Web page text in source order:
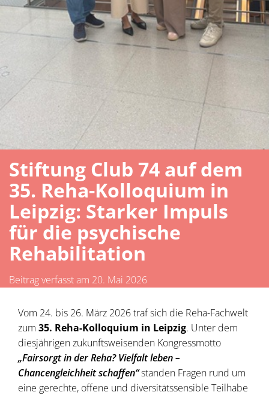
Stiftung Club 74 auf dem
35. Reha-Kolloquium in
Leipzig: Starker Impuls
für die psychische
Rehabilitation
Beitrag verfasst am 20. Mai 2026
Vom 24. bis 26. März 2026 traf sich die Reha-Fachwelt
zum 35. Reha-Kolloquium in Leipzig. Unter dem
diesjährigen zukunftsweisenden Kongressmotto
„Fairsorgt in der Reha? Vielfalt leben –
Chancengleichheit schaffen“standen Fragen rund um
eine gerechte, offene und diversitätssensible Teilhabe